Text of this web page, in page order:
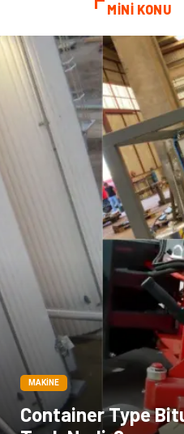
MİNİ KONU
MAKINE
Container Type